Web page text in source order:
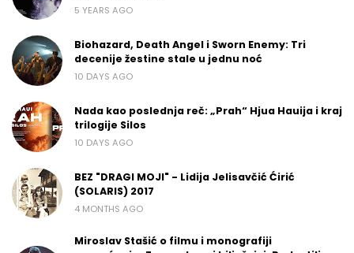
5 YEARS AGO
Biohazard, Death Angel i Sworn Enemy: Tri
decenije žestine stale u jednu noć
10 DAYS AGO
Nada kao poslednja reč: „Prah“ Hjua Hauija i kraj
trilogije Silos
10 DAYS AGO
BEZ "DRAGI MOJI" - Lidija Jelisavčić Ćirić
(SOLARIS) 2017
4 MONTHS AGO
Miroslav Stašić o filmu i monografiji